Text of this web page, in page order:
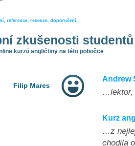
reference, recenze, doporučení
zkušenosti studentů
kurzů angličtiny na této pobočce
Filip Mares
Andrew
…lektor,
Kurz
…z
chodila